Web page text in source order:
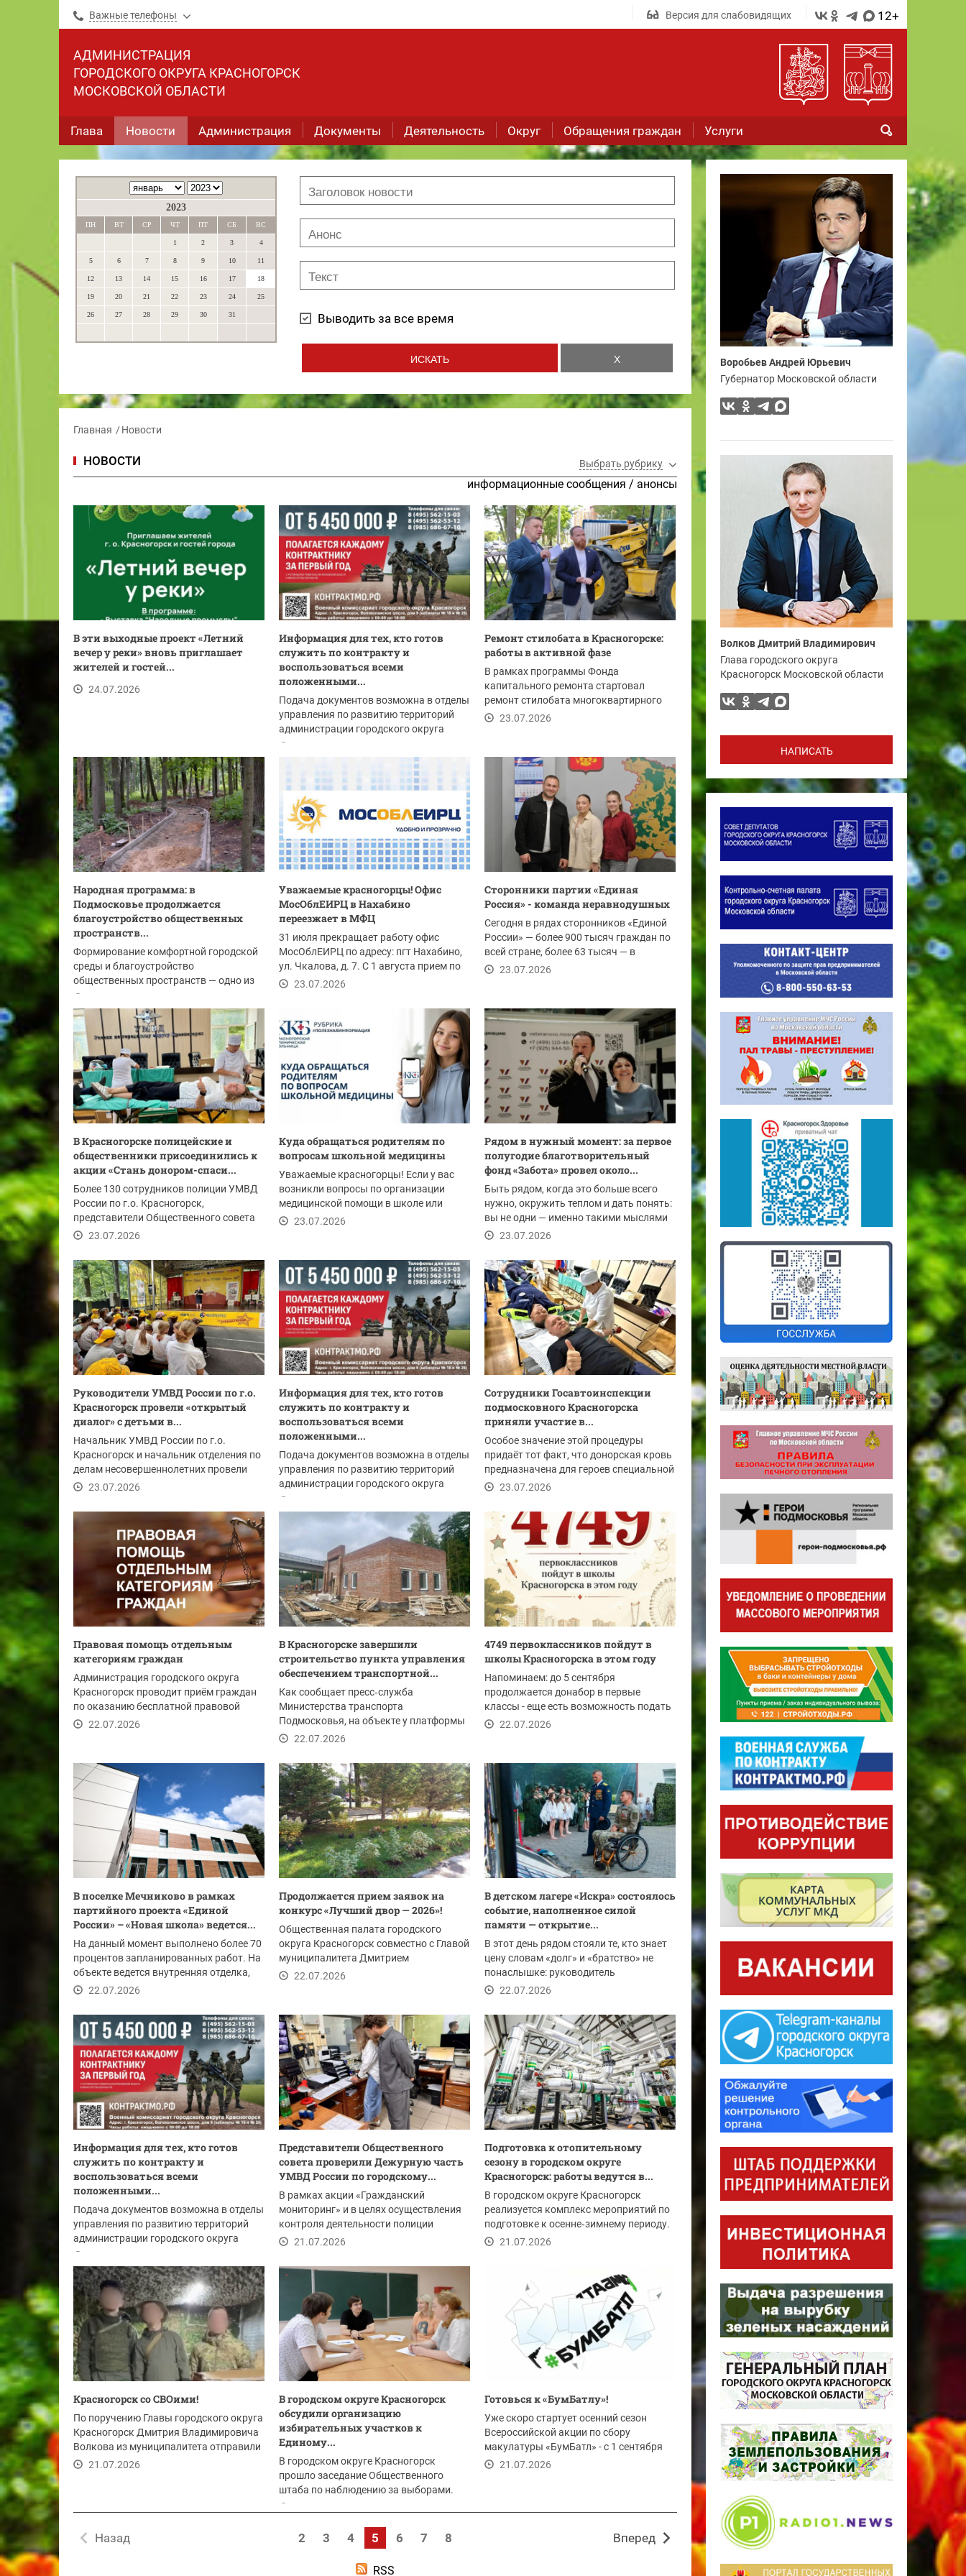
Важные телефоны Версия для слабовидящих 12+
АДМИНИСТРАЦИЯ
ГОРОДСКОГО ОКРУГА КРАСНОГОРСК
МОСКОВСКОЙ ОБЛАСТИ
Глава Новости Администрация Документы Деятельность Округ Обращения граждан Услуги
2023
ПН ВТ СР ЧТ ПТ СБ ВС
1 2 3 4
5 6 7 8 9 10 11
12 13 14 15 16 17 18
19 20 21 22 23 24 25
26 27 28 29 30 31 Выводить за все время
Главная Новости
НОВОСТИ Выбрать рубрику
информационные сообщения / анонсы
В эти выходные проект «Летний
вечер у реки» вновь приглашает
жителей и гостей...
24.07.2026
Информация для тех, кто готов
служить по контракту и
воспользоваться всеми
положенными...
Подача документов возможна в отделы
управления по развитию территорий
администрации городского округа
Красногорск:
Ремонт стилобата в Красногорске:
работы в активной фазе
В рамках программы Фонда
капитального ремонта стартовал
ремонт стилобата многоквартирного
дома №6 по Ильинскому шоссе.
23.07.2026
Народная программа: в
Подмосковье продолжается
благоустройство общественных
пространств...
Формирование комфортной городской
среды и благоустройство
общественных пространств — одно из
направлений Народной...
Уважаемые красногорцы! Офис
МосОблЕИРЦ в Нахабино
переезжает в МФЦ
31 июля прекращает работу офис
МосОблЕИРЦ по адресу: пгт Нахабино,
ул. Чкалова, д. 7. С 1 августа прием по
вопросам...
23.07.2026
Сторонники партии «Единая
Россия» - команда неравнодушных
Сегодня в рядах сторонников «Единой
России» — более 900 тысяч граждан по
всей стране, более 63 тысяч — в
Подмосковье....
23.07.2026
В Красногорске полицейские и
общественники присоединились к
акции «Стань донором-спаси...
Более 130 сотрудников полиции УМВД
России по г.о. Красногорск,
представители Общественного совета
Дмитрий Лихов и...
23.07.2026
Куда обращаться родителям по
вопросам школьной медицины
Уважаемые красногорцы! Если у вас
возникли вопросы по организации
медицинской помощи в школе или
детском саду — будь...
23.07.2026
Рядом в нужный момент: за первое
полугодие благотворительный
фонд «Забота» провел около...
Быть рядом, когда это больше всего
нужно, окружить теплом и дать понять:
вы не одни — именно такими мыслями
живёт...
23.07.2026
Руководители УМВД России по г.о.
Красногорск провели «открытый
диалог» с детьми в...
Начальник УМВД России по г.о.
Красногорск и начальник отделения по
делам несовершеннолетних провели
мероприятие в...
23.07.2026
Информация для тех, кто готов
служить по контракту и
воспользоваться всеми
положенными...
Подача документов возможна в отделы
управления по развитию территорий
администрации городского округа
Красногорск:
Сотрудники Госавтоинспекции
подмосковного Красногорска
приняли участие в...
Особое значение этой процедуры
придаёт тот факт, что донорская кровь
предназначена для героев специальной
военной...
23.07.2026
Правовая помощь отдельным
категориям граждан
Администрация городского округа
Красногорск проводит приём граждан
по оказанию бесплатной правовой
помощи 31 июля...
22.07.2026
В Красногорске завершили
строительство пункта управления
обеспечением транспортной...
Как сообщает пресс‑служба
Министерства транспорта
Подмосковья, на объекте у платформы
МЦД‑2 Аникеевка проводятся...
22.07.2026
4749 первоклассников пойдут в
школы Красногорска в этом году
Напоминаем: до 5 сентября
продолжается донабор в первые
классы - еще есть возможность подать
документы, если вы не...
22.07.2026
В поселке Мечниково в рамках
партийного проекта «Единой
России» – «Новая школа» ведется...
На данный момент выполнено более 70
процентов запланированных работ. На
объекте ведется внутренняя отделка,
монтаж...
22.07.2026
Продолжается прием заявок на
конкурс «Лучший двор — 2026»!
Общественная палата городского
округа Красногорск совместно с Главой
муниципалитета Дмитрием
Владимировичем Волковым...
22.07.2026
В детском лагере «Искра» состоялось
событие, наполненное силой
памяти — открытие...
В этот день рядом стояли те, кто знает
цену словам «долг» и «братство» не
понаслышке: руководитель
Красногорского...
22.07.2026
Информация для тех, кто готов
служить по контракту и
воспользоваться всеми
положенными...
Подача документов возможна в отделы
управления по развитию территорий
администрации городского округа
Красногорск:
Представители Общественного
совета проверили Дежурную часть
УМВД России по городскому...
В рамках акции «Гражданский
мониторинг» и в целях осуществления
контроля деятельности полиции
представители...
21.07.2026
Подготовка к отопительному
сезону в городском округе
Красногорск: работы ведутся в...
В городском округе Красногорск
реализуется комплекс мероприятий по
подготовке к осенне‑зимнему периоду.
Приоритетное...
21.07.2026
Красногорск со СВОими!
По поручению Главы городского округа
Красногорск Дмитрия Владимировича
Волкова из муниципалитета отправили
очередной...
21.07.2026
В городском округе Красногорск
обсудили организацию
избирательных участков к
Единому...
В городском округе Красногорск
прошло заседание Общественного
штаба по наблюдению за выборами.
Одной из тем встречи...
Готовься к «БумБатлу»!
Уже скоро стартует осенний сезон
Всероссийской акции по сбору
макулатуры «БумБатл» - с 1 сентября
по 30 ноября. Акция...
21.07.2026
2 3 4 5 6 7 8
Назад Вперед
RSS
Воробьев Андрей Юрьевич
Губернатор Московской области
Волков Дмитрий Владимирович
Глава городского округа
Красногорск Московской области
НАПИСАТЬ